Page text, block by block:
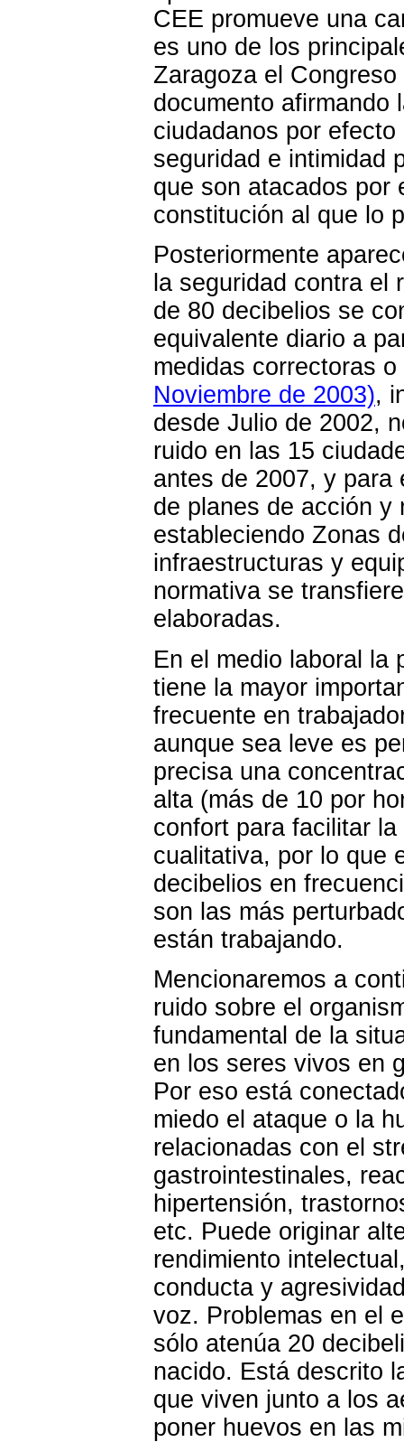
CEE promueve una
es uno de los
Zaragoza el
documento afirmando
ciudadanos por
seguridad e intimidad
que son atacados por
constitución al que lo
Posteriormente
la seguridad contra el
de 80 decibelios se
equivalente diario a
medidas correctoras
Noviembre de 2003),
desde Julio de 2002,
ruido en las 15
antes de 2007, y para
de planes de acción y
estableciendo Zonas
infraestructuras y
normativa se
elaboradas.
En el medio laboral la
tiene la mayor
frecuente en
aunque sea leve es
precisa una
alta (más de 10 por
confort para facilitar
cualitativa, por lo que
decibelios en
son las más
están trabajando.
Mencionaremos a
ruido sobre el
fundamental de la
en los seres vivos en
Por eso está
miedo el ataque o la
relacionadas con el
gastrointestinales,
hipertensión,
etc. Puede originar
rendimiento
conducta y
voz. Problemas en el
sólo atenúa 20
nacido. Está descrito
que viven junto a los
poner huevos en las